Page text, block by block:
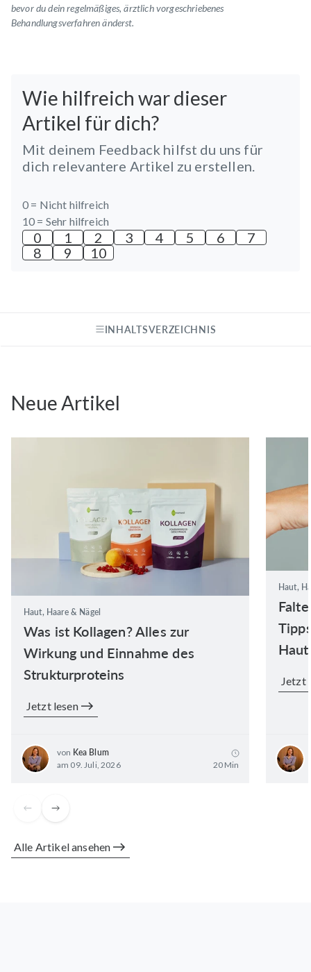
bevor du dein regelmäßiges, ärztlich vorgeschriebenes
Behandlungsverfahren änderst.
Wie hilfreich war dieser
Artikel für dich?
Mit deinem Feedback hilfst du uns für
dich relevantere Artikel zu erstellen.
0 = Nicht hilfreich
10 = Sehr hilfreich
0 1 2 3 4 5 6
7
8
9 10
INHALTSVERZEICHNIS
Neue Artikel
Haut, Haare & Nägel
Was ist Kollagen? Alles zur
Wirkung und Einnahme des
Strukturproteins
Jetzt lesen
von Kea Blum
am 09. Juli, 2026
20 Min
Haut,
Jetzt
Alle Artikel ansehen